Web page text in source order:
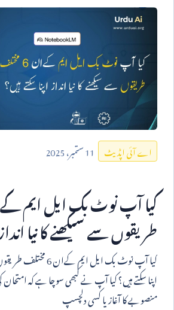
اے آئی اپڈیٹ 11ستمبر،2025
کیا آپ نوٹ بک ایل ایم
طریقوں سے سیکھنے کا نیا
کیا آپ نوٹ بک ایل ایم کےان6مختلف
اپنا سکتے ہیں؟ کیا آپ نے کبھی سوچا ہے کہ
منصوبے کا آغاز یا کسی دلچسپ